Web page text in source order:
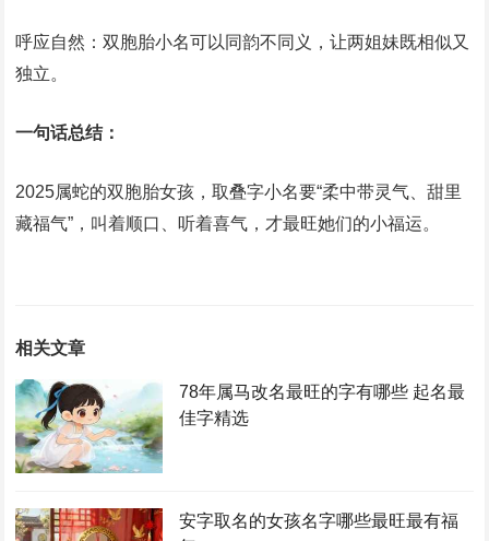
呼应自然：双胞胎小名可以同韵不同义，让两姐妹既相似又
独立。
一句话总结：
2025属蛇的双胞胎女孩，取叠字小名要“柔中带灵气、甜里
藏福气”，叫着顺口、听着喜气，才最旺她们的小福运。
相关文章
78年属马改名最旺的字有哪些 起名最
佳字精选
安字取名的女孩名字哪些最旺最有福